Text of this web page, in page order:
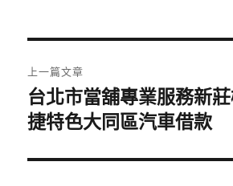
章
導
覽
上一篇文章
上
一
文
台北市當舖專業服務新
捷特色大同區汽車借款